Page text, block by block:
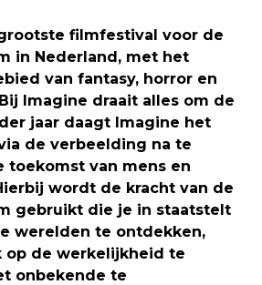
filmfestival voor de
in Nederland, met het
van fantasy, horror en
Imagine draait alles om de
jaar daagt Imagine het
de verbeelding na te
toekomst van mens en
wordt de kracht van de
gebruikt die je in staatstelt
werelden te ontdekken,
op de werkelijkheid te
onbekende te